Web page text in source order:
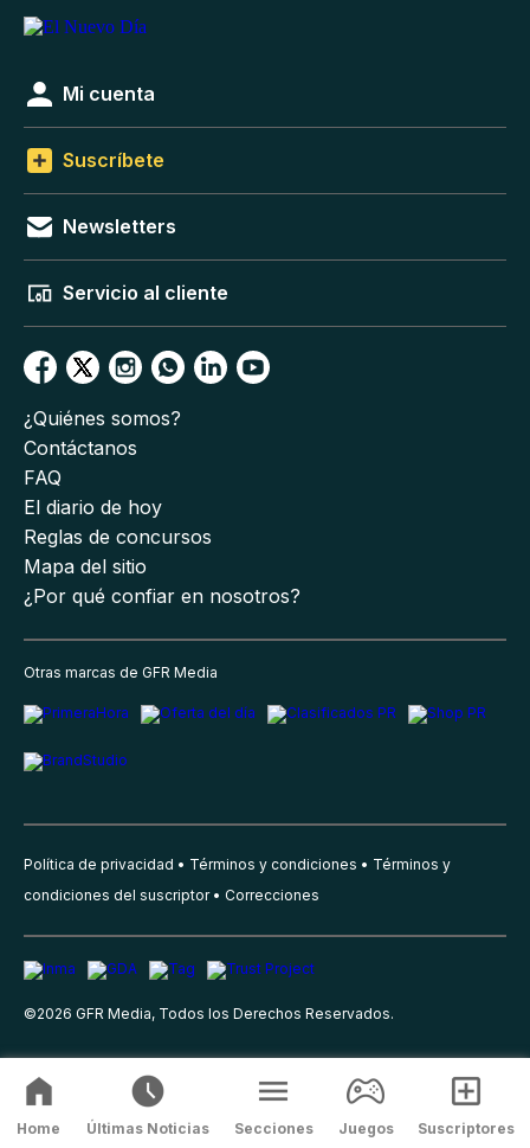
Mi cuenta
Suscríbete
Newsletters
Servicio al cliente
¿Quiénes somos?
Contáctanos
FAQ
El diario de hoy
Reglas de concursos
Mapa del sitio
¿Por qué confiar en nosotros?
Otras marcas de GFR Media
Política de privacidad Términos y condiciones
Términos y
condiciones del suscriptor
Correcciones
©2026 GFR Media, Todos los Derechos Reservados.
Home Últimas Noticias Secciones Juegos Suscriptores